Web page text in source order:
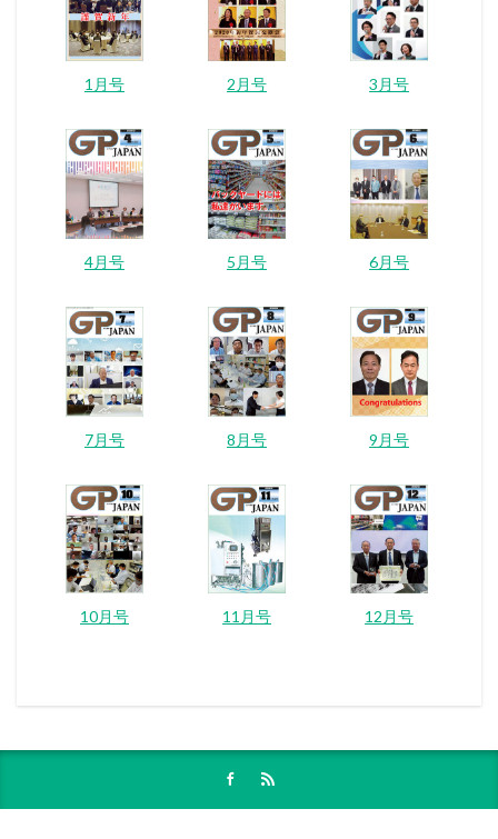
1月号 2月号 3月号
4月号 5月号 6月号
7月号 8月号 9月号
10月号 11月号 12月号